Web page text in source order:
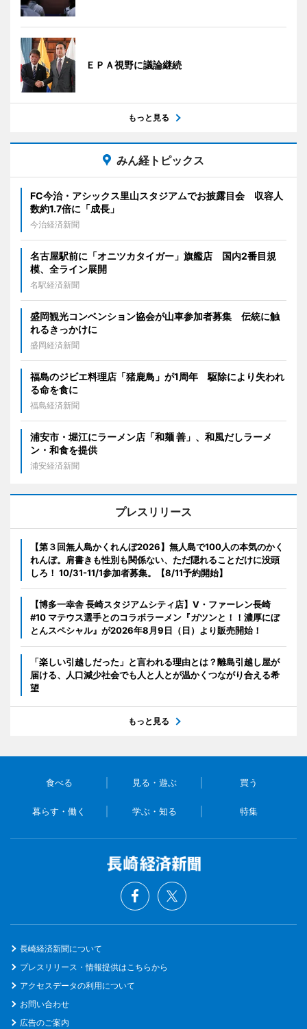
ＥＰＡ視野に議論継続
もっと見る
みん経トピックス
FC今治・アシックス里山スタジアムでお披露目会 収容人
数約1.7倍に「成長」
今治経済新聞
名古屋駅前に「オニツカタイガー」旗艦店 国内2番目規
模、全ライン展開
名駅経済新聞
盛岡観光コンベンション協会が山車参加者募集 伝統に触
れるきっかけに
盛岡経済新聞
福島のジビエ料理店「猪鹿鳥」が1周年 駆除により失われ
る命を食に
福島経済新聞
浦安市・堀江にラーメン店「和麺 善」、和風だしラーメ
ン・和食を提供
浦安経済新聞
プレスリリース
【第３回無人島かくれんぼ2026】無人島で100人の本気のかく
れんぼ。肩書きも性別も関係ない、ただ隠れることだけに没頭
しろ！ 10/31-11/1参加者募集。【8/11予約開始】
【博多一幸舎 長崎スタジアムシティ店】V・ファーレン長崎
#10 マテウス選手とのコラボラーメン『ガツンと！！濃厚にぼ
とんスペシャル』が2026年8月9日（日）より販売開始！
「楽しい引越しだった」と言われる理由とは？離島引越し屋が
届ける、人口減少社会でも人と人とが温かくつながり合える希
望
もっと見る
食べる 見る・遊ぶ 買う
暮らす・働く 学ぶ・知る 特集
長崎経済新聞について
プレスリリース・情報提供はこちらから
アクセスデータの利用について
お問い合わせ
広告のご案内